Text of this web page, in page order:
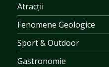
Atracții
Fenomene Geologice
Sport & Outdoor
Gastronomie